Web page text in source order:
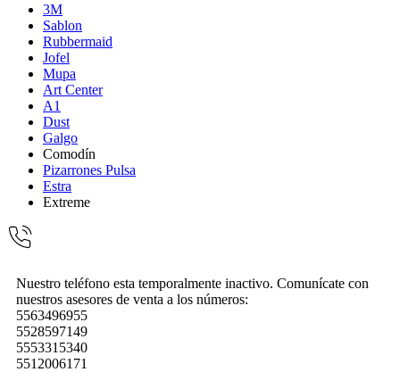
3M
Sablon
Rubbermaid
Jofel
Mupa
Art Center
A1
Dust
Galgo
Comodín
Pizarrones Pulsa
Estra
Extreme
Nuestro teléfono esta temporalmente inactivo. Comunícate con
nuestros asesores de venta a los números:
5563496955
5528597149
5553315340
5512006171